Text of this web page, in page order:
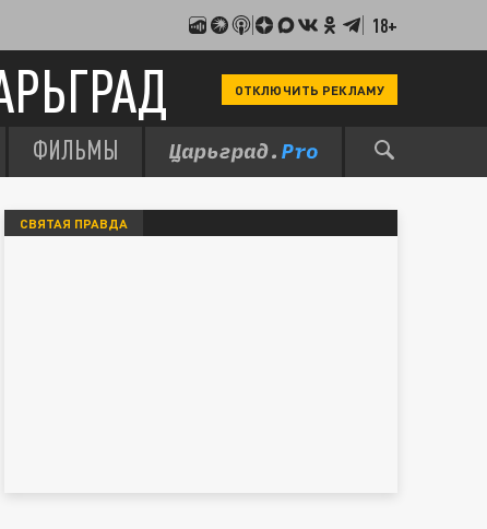
18+
ОТКЛЮЧИТЬ РЕКЛАМУ
ФИЛЬМЫ
СВЯТАЯ ПРАВДА